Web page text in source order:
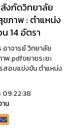
งกัดวิทยาลัย
ภาพ : ตำแหน่ง
14 อัตรา
าจารย์ วิทยาลัย
พ.pdfขยายระยะ
สอบแข่งขัน ตำแหน่ง
น